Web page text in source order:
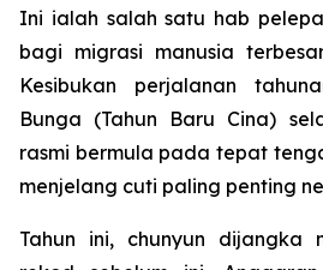
Ini ialah salah satu hab
bagi migrasi manusia
Kesibukan perjalanan
Bunga (Tahun Baru Cina)
rasmi bermula pada tepat
menjelang cuti paling penting
Tahun ini, chunyun dijangka